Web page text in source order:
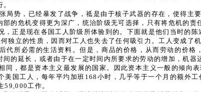
局势，已经暴发了战争，祗是由于核子武器的存在，使得
的危机变得更为深广，统治阶级无可选择，只有将危机的责
正是现在各国工人阶级所体验到的。下面就是他们当时的陈
独立的性质，因而对工人也失去了任何吸引力。工人变成
代所必需的生活资料。但是，商品的价格，从而劳动的价
的延长，或者由于在一定时间内所要求的劳动的增加，机器
同，都是资本主义最发展的国家。因此资本主义一般的倾
国工人，每年平圴加班168小时，几乎等于一个月的额外
59,000工作。